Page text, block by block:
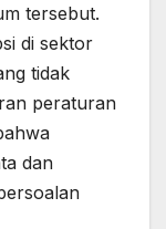
tersebut.
di sektor
tidak
peraturan
dan